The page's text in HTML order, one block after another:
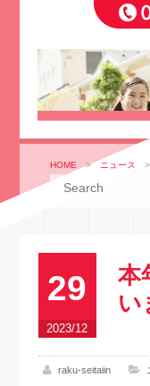
HOME > ニュース
29
2023/12
本
い
raku-seitaiin